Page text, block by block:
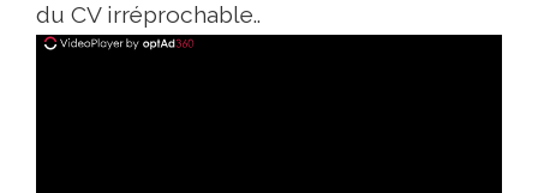
du CV irréprochable..